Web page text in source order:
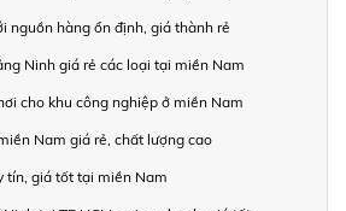
nguồn hàng ổn định, giá thành rẻ
Ninh giá rẻ các loại tại miền Nam
cho khu công nghiệp ở miền Nam
Nam giá rẻ, chất lượng cao
tín, giá tốt tại miền Nam